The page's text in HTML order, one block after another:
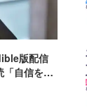
版配信
「自信をも
明を満た